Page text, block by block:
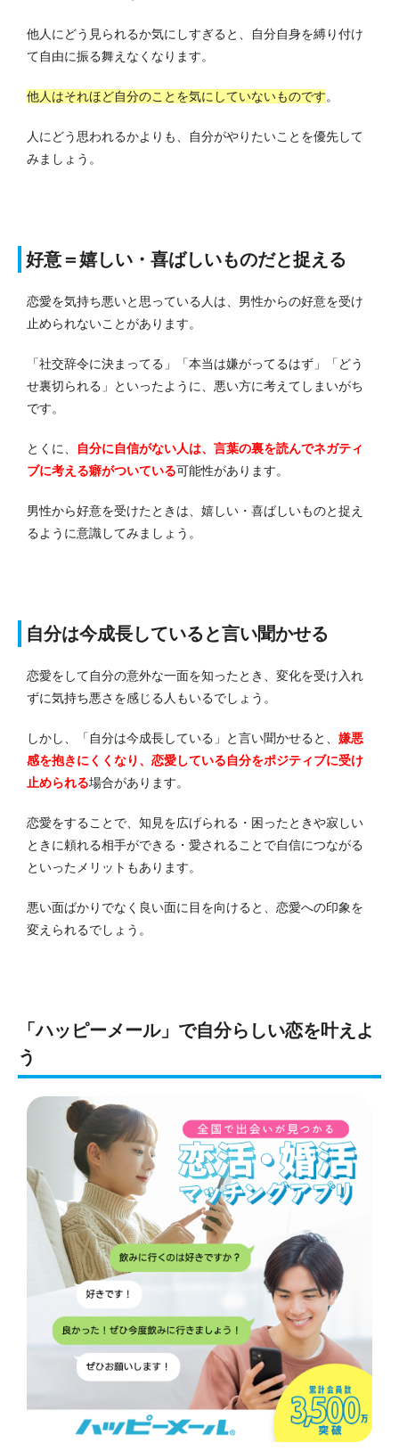
他人にどう見られるか気にしすぎると、自分自身を縛り付け
て自由に振る舞えなくなります。
他人はそれほど自分のことを気にしていないものです。
人にどう思われるかよりも、自分がやりたいことを優先して
みましょう。
好意＝嬉しい・喜ばしいものだと捉える
恋愛を気持ち悪いと思っている人は、男性からの好意を受け
止められないことがあります。
「社交辞令に決まってる」「本当は嫌がってるはず」「どう
せ裏切られる」といったように、悪い方に考えてしまいがち
です。
とくに、 自分に自信がない人は、 言葉の裏を読んでネガティ
ブに考える癖がついている可能性があります。
男性から好意を受けたときは、嬉しい・喜ばしいものと捉え
るように意識してみましょう。
自分は今成長していると言い聞かせる
恋愛をして自分の意外な一面を知ったとき、変化を受け入れ
ずに気持ち悪さを感じる人もいるでしょう。
しかし、「自分は今成長している」と言い聞かせると、 嫌悪
感を抱きにくくなり、恋愛している自分をポジティブに受け
止められる場合があります。
恋愛をすることで、知見を広げられる・困ったときや寂しい
ときに頼れる相手ができる・愛されることで自信につながる
といったメリットもあります。
悪い面ばかりでなく良い面に目を向けると、恋愛への印象を
変えられるでしょう。
「ハッピーメール」で自分らしい恋を叶えよ
う